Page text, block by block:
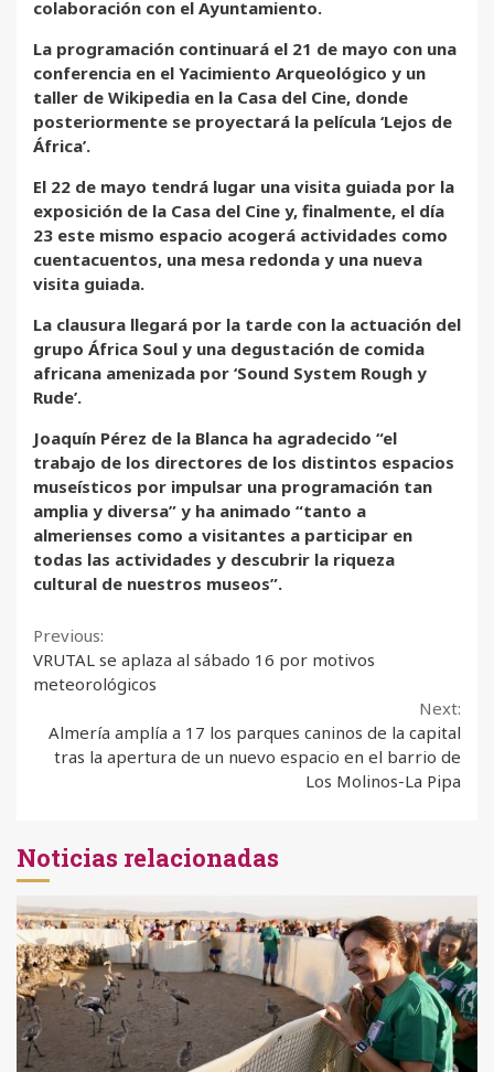
colaboración con el Ayuntamiento.
La programación continuará el 21 de mayo con una
conferencia en el Yacimiento Arqueológico y un
taller de Wikipedia en la Casa del Cine, donde
posteriormente se proyectará la película ‘Lejos de
África’.
El 22 de mayo tendrá lugar una visita guiada por la
exposición de la Casa del Cine y, finalmente, el día
23 este mismo espacio acogerá actividades como
cuentacuentos, una mesa redonda y una nueva
visita guiada.
La clausura llegará por la tarde con la actuación del
grupo África Soul y una degustación de comida
africana amenizada por ‘Sound System Rough y
Rude’.
Joaquín Pérez de la Blanca ha agradecido “el
trabajo de los directores de los distintos espacios
museísticos por impulsar una programación tan
amplia y diversa” y ha animado “tanto a
almerienses como a visitantes a participar en
todas las actividades y descubrir la riqueza
cultural de nuestros museos”.
Continue
Reading
Previous:
VRUTAL se aplaza al sábado 16 por motivos
meteorológicos
Next:
Almería amplía a 17 los parques caninos de la capital
tras la apertura de un nuevo espacio en el barrio de
Los Molinos-La Pipa
Noticias relacionadas